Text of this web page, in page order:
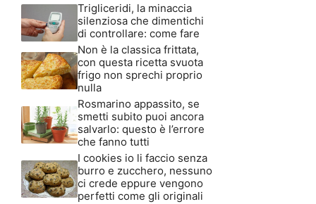
Trigliceridi, la minaccia
silenziosa che dimentichi
di controllare: come fare
Non è la classica frittata,
con questa ricetta svuota
frigo non sprechi proprio
nulla
Rosmarino appassito, se
smetti subito puoi ancora
salvarlo: questo è l’errore
che fanno tutti
I cookies io li faccio senza
burro e zucchero, nessuno
ci crede eppure vengono
perfetti come gli originali